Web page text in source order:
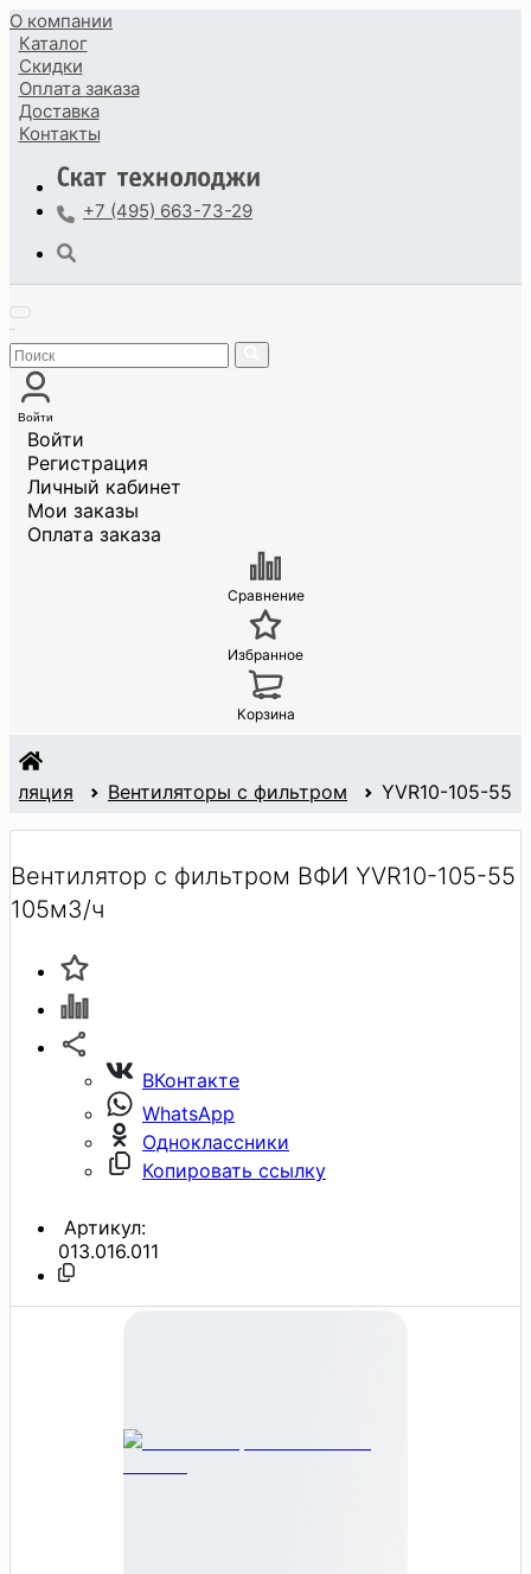
О компании
Каталог
Скидки
Оплата заказа
Доставка
Контакты
+7 (495) 663-73-29
Войти
Войти
Регистрация
Личный кабинет
Мои заказы
Оплата заказа
Сравнение
Избранное
Корзина
Вентиляторы с фильтром YVR10-105-55
Вентилятор с фильтром ВФИ YVR10-105-55
105м3/ч
ВКонтакте
WhatsApp
Одноклассники
Копировать ссылку
Артикул:
013.016.011